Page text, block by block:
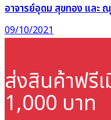
อาจารย์อุดม สุขทอง และ
09/10/2021
ส่งสินค้าฟรี
1,000 บาท